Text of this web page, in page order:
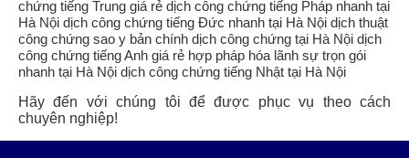
Hãy đến với chúng tôi để được phục vụ theo cách
chuyên nghiệp!